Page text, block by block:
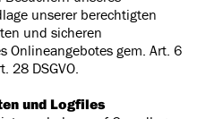
unserer berechtigten
und sicheren
Onlineangebotes gem. Art. 6
28 DSGVO.
und Logfiles